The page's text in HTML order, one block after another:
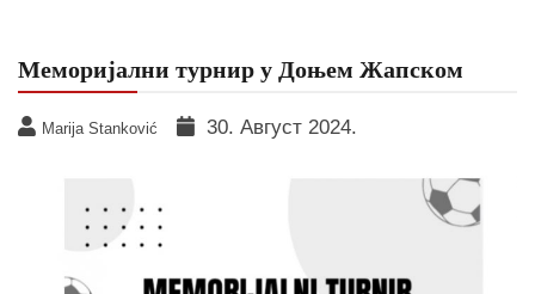
Меморијални турнир у Доњем Жапском
Marija Stanković 30. Август 2024.